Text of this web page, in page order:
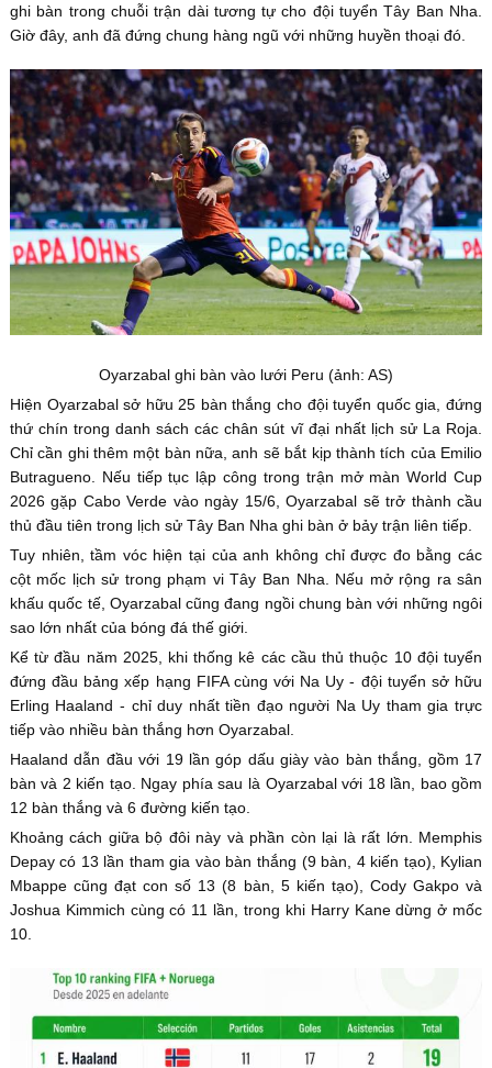
ghi bàn trong chuỗi trận dài tương tự cho đội tuyển Tây Ban Nha.
Giờ đây, anh đã đứng chung hàng ngũ với những huyền thoại đó.
Oyarzabal ghi bàn vào lưới Peru (ảnh: AS)
Hiện Oyarzabal sở hữu 25 bàn thắng cho đội tuyển quốc gia, đứng
thứ chín trong danh sách các chân sút vĩ đại nhất lịch sử La Roja.
Chỉ cần ghi thêm một bàn nữa, anh sẽ bắt kịp thành tích của Emilio
Butragueno. Nếu tiếp tục lập công trong trận mở màn World Cup
2026 gặp Cabo Verde vào ngày 15/6, Oyarzabal sẽ trở thành cầu
thủ đầu tiên trong lịch sử Tây Ban Nha ghi bàn ở bảy trận liên tiếp.
Tuy nhiên, tầm vóc hiện tại của anh không chỉ được đo bằng các
cột mốc lịch sử trong phạm vi Tây Ban Nha. Nếu mở rộng ra sân
khấu quốc tế, Oyarzabal cũng đang ngồi chung bàn với những ngôi
sao lớn nhất của bóng đá thế giới.
Kể từ đầu năm 2025, khi thống kê các cầu thủ thuộc 10 đội tuyển
đứng đầu bảng xếp hạng FIFA cùng với Na Uy - đội tuyển sở hữu
Erling Haaland - chỉ duy nhất tiền đạo người Na Uy tham gia trực
tiếp vào nhiều bàn thắng hơn Oyarzabal.
Haaland dẫn đầu với 19 lần góp dấu giày vào bàn thắng, gồm 17
bàn và 2 kiến tạo. Ngay phía sau là Oyarzabal với 18 lần, bao gồm
12 bàn thắng và 6 đường kiến tạo.
Khoảng cách giữa bộ đôi này và phần còn lại là rất lớn. Memphis
Depay có 13 lần tham gia vào bàn thắng (9 bàn, 4 kiến tạo), Kylian
Mbappe cũng đạt con số 13 (8 bàn, 5 kiến tạo), Cody Gakpo và
Joshua Kimmich cùng có 11 lần, trong khi Harry Kane dừng ở mốc
10.